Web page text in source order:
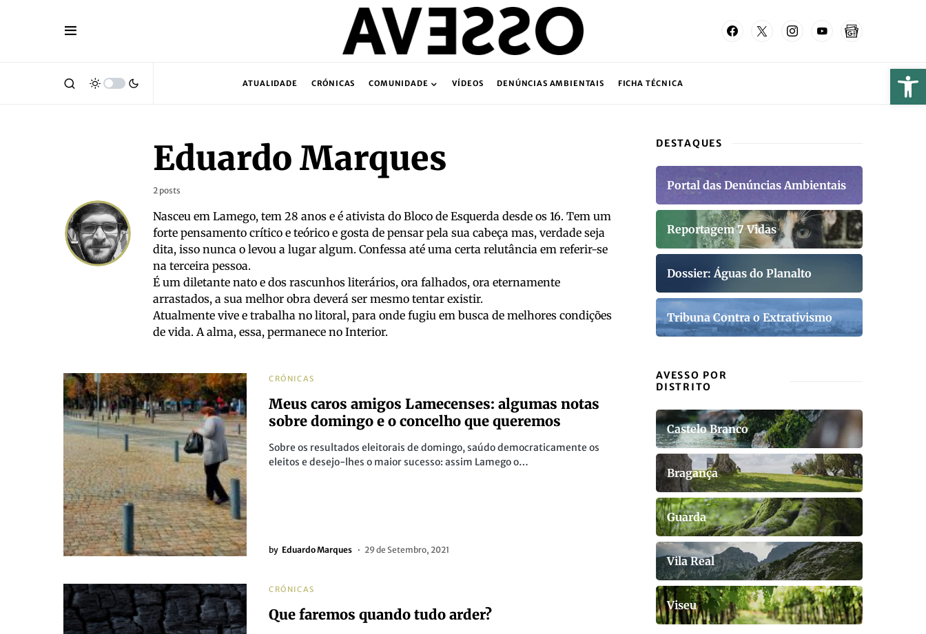
ATUALIDADE CRÓNICAS COMUNIDADE VÍDEOS DENÚNCIAS AMBIENTAIS FICHA TÉCNICA
Eduardo Marques
2 posts
Nasceu em Lamego, tem 28 anos e é ativista do Bloco de Esquerda desde os 16. Tem um
forte pensamento crítico e teórico e gosta de pensar pela sua cabeça mas, verdade seja
dita, isso nunca o levou a lugar algum. Confessa até uma certa relutância em referir-se
na terceira pessoa.
É um diletante nato e dos rascunhos literários, ora falhados, ora eternamente
arrastados, a sua melhor obra deverá ser mesmo tentar existir.
Atualmente vive e trabalha no litoral, para onde fugiu em busca de melhores condições
de vida. A alma, essa, permanece no Interior.
CRÓNICAS
Meus caros amigos Lamecenses: algumas notas
sobre domingo e o concelho que queremos
Sobre os resultados eleitorais de domingo, saúdo democraticamente os
eleitos e desejo-lhes o maior sucesso: assim Lamego o…
by Eduardo Marques 29 de Setembro, 2021
CRÓNICAS
Que faremos quando tudo arder?
DESTAQUES
Portal das Denúncias Ambientais
Reportagem 7 Vidas
Dossier: Águas do Planalto
Tribuna Contra o Extrativismo
AVESSO POR
DISTRITO
Castelo Branco
Bragança
Guarda
Vila Real
Viseu